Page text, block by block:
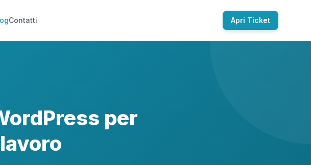
Contatti Apri Ticket
per